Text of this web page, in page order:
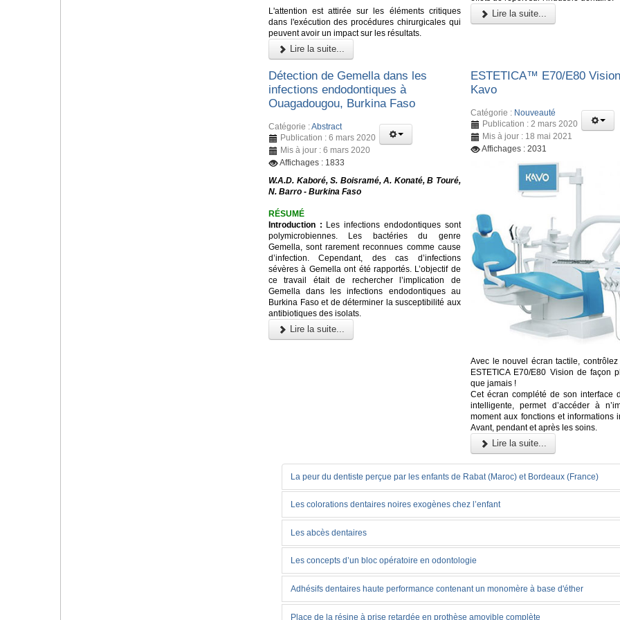
L'attention est attirée sur les éléments critiques
dans l'exécution des procédures chirurgicales qui
peuvent avoir un impact sur les résultats.
Lire la suite...
Lire la suite...
Détection de Gemella dans les
infections endodontiques à
Ouagadougou, Burkina Faso
Catégorie :Abstract
Publication : 6 mars 2020
Mis à jour : 6 mars 2020
Affichages : 1833
W.A.D. Kaboré, S. Boisramé, A. Konaté, B Touré,
N. Barro - Burkina Faso
RÉSUMÉ
Introduction : Les infections endodontiques sont
polymicrobiennes. Les bactéries du genre
Gemella, sont rarement reconnues comme cause
d’infection. Cependant, des cas d’infections
sévères à Gemella ont été rapportés. L’objectif de
ce travail était de rechercher l’implication de
Gemella dans les infections endodontiques au
Burkina Faso et de déterminer la susceptibilité aux
antibiotiques des isolats.
Lire la suite...
ESTETICA™️ E70/E80
Kavo
Catégorie : Nouveauté
Publication : 2 mars 2020
Mis à jour : 18 mai 2021
Affichages : 2031
Avec le nouvel écran tactile, contrôlez
ESTETICA E70/E80 Vision de façon
que jamais !
Cet écran complété de son interface
intelligente, permet d’accéder à
moment aux fonctions et informations
Avant, pendant et après les soins.
Lire la suite...
La peur du dentiste perçue par les enfants de Rabat (Maroc) et Bordeaux (France)
Les colorations dentaires noires exogènes chez l’enfant
Les abcès dentaires
Les concepts d’un bloc opératoire en odontologie
Adhésifs dentaires haute performance contenant un monomère à base d'éther
Place de la résine à prise retardée en prothèse amovible complète